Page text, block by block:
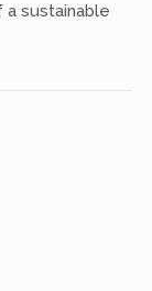
sustainable